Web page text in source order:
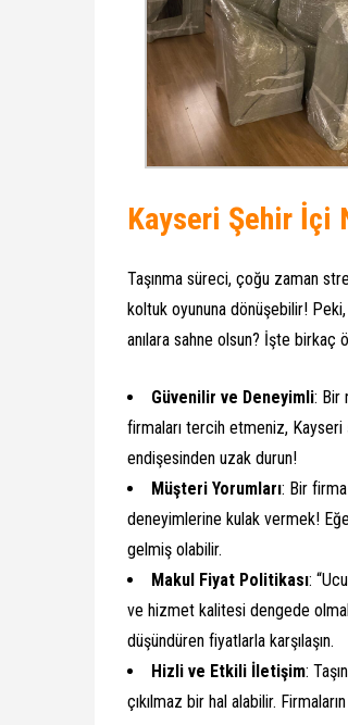
Kayseri Şehir İçi
Taşınma süreci, çoğu zaman
koltuk oyununa dönüşebilir!
anılara sahne olsun? İşte birkaç
Güvenilir ve Deneyimli: Bir
firmaları tercih etmeniz,
endişesinden uzak durun!
Müşteri Yorumları: Bir
deneyimlerine kulak vermek!
gelmiş olabilir.
Makul Fiyat Politikası:
ve hizmet kalitesi dengede
düşündüren fiyatlarla karşılaşın.
Hizli ve Etkili İletişim:
çıkılmaz bir hal alabilir.